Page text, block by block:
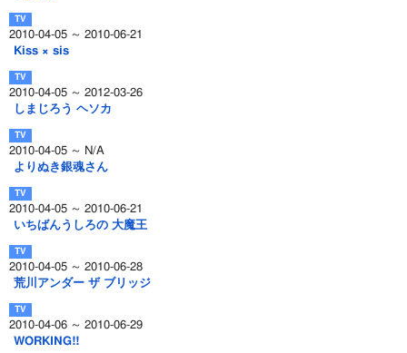
2010-04-05 ～ 2010-06-21
Kiss × sis
2010-04-05 ～ 2012-03-26
しまじろう ヘソカ
2010-04-05 ～ N/A
よりぬき銀魂さん
2010-04-05 ～ 2010-06-21
いちばんうしろの 大魔王
2010-04-05 ～ 2010-06-28
荒川アンダー ザ ブリッジ
2010-04-06 ～ 2010-06-29
WORKING!!